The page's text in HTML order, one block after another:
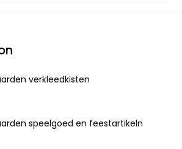
verkleedkisten
speelgoed en feestartikeln